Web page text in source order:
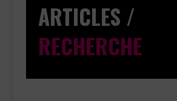
ARTICLES /
RECHERCHE